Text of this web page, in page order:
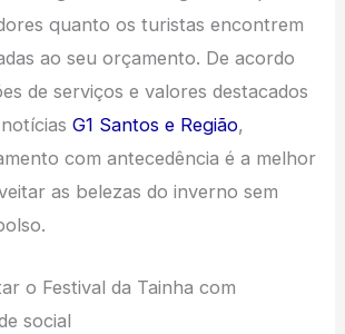
quanto os turistas encontrem
ao seu orçamento. De acordo
de serviços e valores destacados
G1 Santos e Região,
com antecedência é a melhor
as belezas do inverno sem
o Festival da Tainha com
social